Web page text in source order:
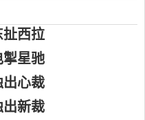
扯西拉
掣星驰
出心裁
出新裁